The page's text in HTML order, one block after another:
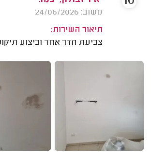
משוב: 24/06/2026
תיאור השירות:
צביעת חדר אחד וביצוע